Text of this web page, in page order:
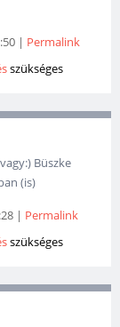
| Permalink
szükséges
Büszke
(is)
| Permalink
szükséges